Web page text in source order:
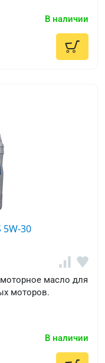
В наличии
5W-30
моторное масло для
моторов.
В наличии